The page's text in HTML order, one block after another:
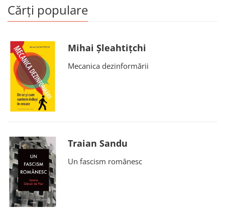
Cărți populare
Mihai Șleahtițchi
Mecanica dezinformării
Traian Sandu
Un fascism românesc